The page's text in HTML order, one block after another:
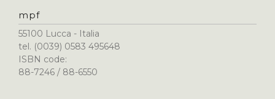
mpf
55100 Lucca - Italia
tel. (0039) 0583 495648
ISBN code:
88-7246 / 88-6550